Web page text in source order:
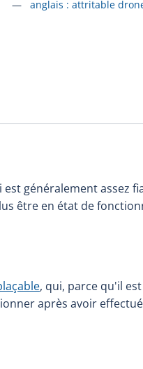
Accéder à la fiche en
anglais : attritable
généralement assez
être en état de
, qui, parce qu'il
après avoir